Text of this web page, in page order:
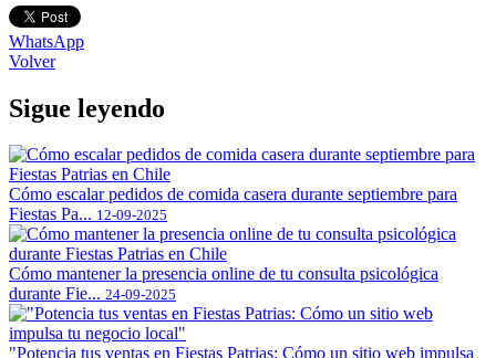
WhatsApp
Volver
Sigue leyendo
Cómo escalar pedidos de comida casera durante septiembre para
Fiestas Pa... 12-09-2025
Cómo mantener la presencia online de tu consulta psicológica
durante Fie... 24-09-2025
"Potencia tus ventas en Fiestas Patrias: Cómo un sitio web impulsa